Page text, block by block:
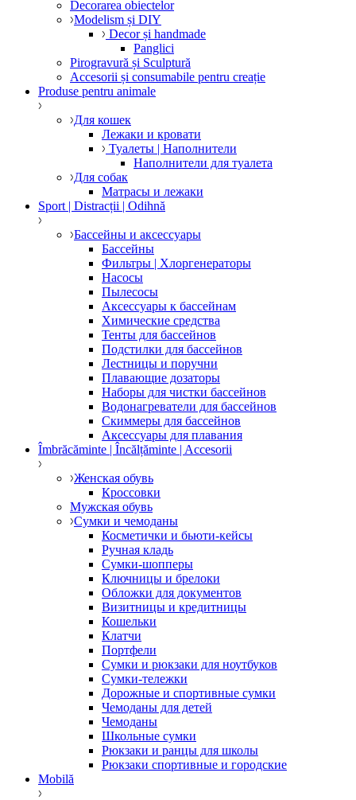
Decorarea obiectelor
Modelism și DIY
Decor și handmade
Panglici
Pirogravură și Sculptură
Accesorii și consumabile pentru creație
Produse pentru animale
Для кошек
Лежаки и кровати
Туалеты | Наполнители
Наполнители для туалета
Для собак
Матрасы и лежаки
Sport | Distracții | Odihnă
Бассейны и аксессуары
Бассейны
Фильтры | Хлоргенераторы
Насосы
Пылесосы
Аксессуары к бассейнам
Химические средства
Тенты для бассейнов
Подстилки для бассейнов
Лестницы и поручни
Плавающие дозаторы
Наборы для чистки бассейнов
Водонагреватели для бассейнов
Скиммеры для бассейнов
Аксессуары для плавания
Îmbrăcăminte | Încălțăminte | Accesorii
Женская обувь
Кроссовки
Мужская обувь
Сумки и чемоданы
Косметички и бьюти-кейсы
Ручная кладь
Сумки-шопперы
Ключницы и брелоки
Обложки для документов
Визитницы и кредитницы
Кошельки
Клатчи
Портфели
Сумки и рюкзаки для ноутбуков
Сумки-тележки
Дорожные и спортивные сумки
Чемоданы для детей
Чемоданы
Школьные сумки
Рюкзаки и ранцы для школы
Рюкзаки спортивные и городские
Mobilă